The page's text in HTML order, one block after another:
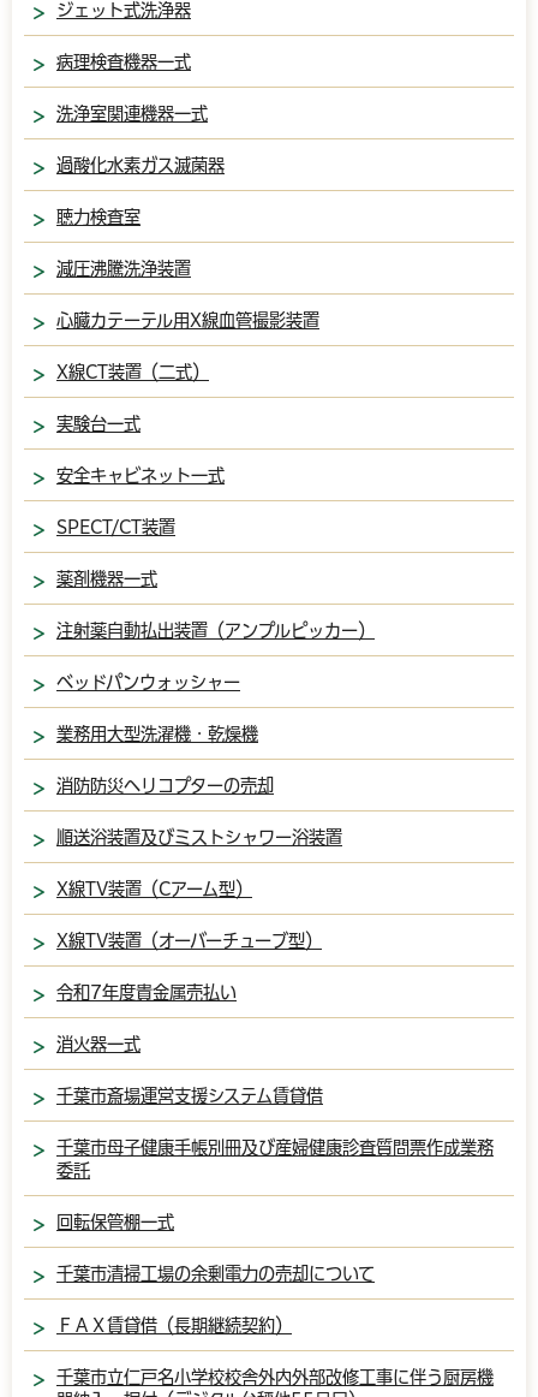
ジェット式洗浄器
病理検査機器一式
洗浄室関連機器一式
過酸化水素ガス滅菌器
聴力検査室
減圧沸騰洗浄装置
心臓カテーテル用X線血管撮影装置
X線CT装置（二式）
実験台一式
安全キャビネット一式
SPECT/CT装置
薬剤機器一式
注射薬自動払出装置（アンプルピッカー）
ベッドパンウォッシャー
業務用大型洗濯機・乾燥機
消防防災ヘリコプターの売却
順送浴装置及びミストシャワー浴装置
X線TV装置（Cアーム型）
X線TV装置（オーバーチューブ型）
令和7年度貴金属売払い
消火器一式
千葉市斎場運営支援システム賃貸借
千葉市母子健康手帳別冊及び産婦健康診査質問票作成業務
委託
回転保管棚一式
千葉市清掃工場の余剰電力の売却について
ＦＡＸ賃貸借（長期継続契約）
千葉市立仁戸名小学校校舎外内外部改修工事に伴う厨房機